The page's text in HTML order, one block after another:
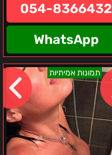
054-8366432
WhatsApp
תמונות אמיתיות
אינה-
נערה
ישראלית
אוקראינית
מהאגדות
–
בצפון
והסביבה